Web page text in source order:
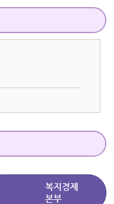
복지경제
본부